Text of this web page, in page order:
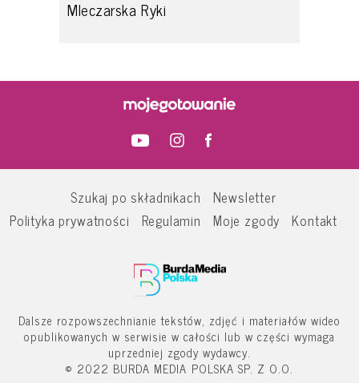
Mleczarska Ryki
Szukaj po składnikach
Newsletter
Polityka prywatności
Regulamin Moje zgody Kontakt
Dalsze rozpowszechnianie tekstów, zdjęć i materiałów wideo
opublikowanych w serwisie w całości lub w części wymaga
uprzedniej zgody wydawcy.
© 2022 BURDA MEDIA POLSKA SP. Z O.O.